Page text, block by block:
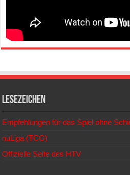
Lesezeichen
Empfehlungen für das Spiel ohne
nuLiga (TCG)
Offizielle Seite des HTV